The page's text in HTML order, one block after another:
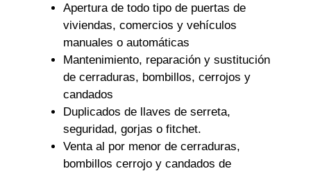
Apertura de todo tipo de puertas de
viviendas, comercios y vehículos
manuales o automáticas
Mantenimiento, reparación y sustitución
de cerraduras, bombillos, cerrojos y
candados
Duplicados de llaves de serreta,
seguridad, gorjas o fitchet.
Venta al por menor de cerraduras,
bombillos cerrojo y candados de